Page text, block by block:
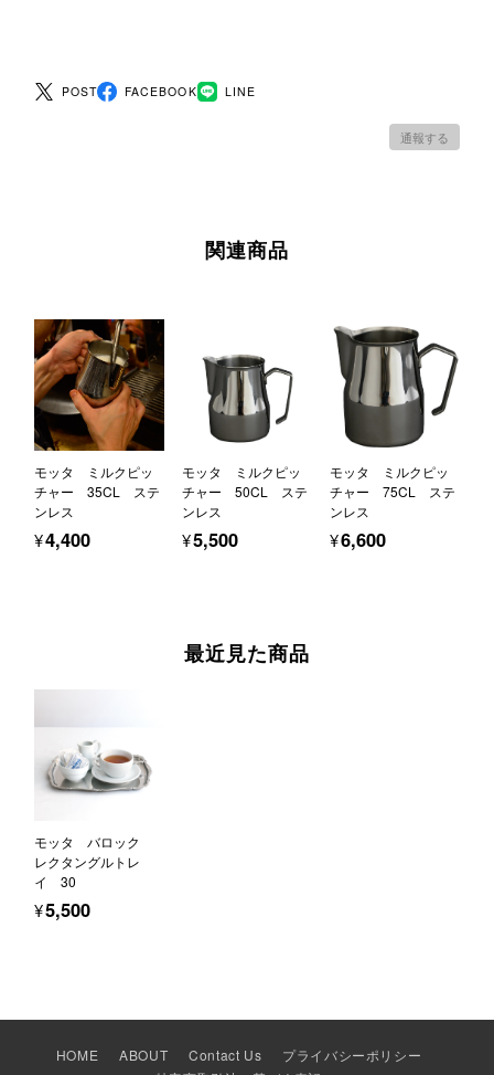
POST FACEBOOK LINE
通報する
関連商品
モッタ ミルクピッ
チャー 35CL ステ
ンレス
¥4,400
モッタ ミルクピッ
チャー 50CL ステ
ンレス
¥5,500
モッタ ミルクピッ
チャー 75CL ステ
ンレス
¥6,600
最近見た商品
モッタ バロック
レクタングルトレ
イ 30
¥5,500
HOME ABOUT Contact Us
プライバシーポリシー